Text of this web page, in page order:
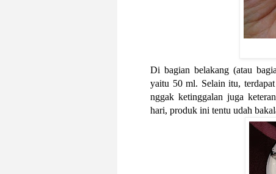
Di bagian belakang (atau
yaitu 50 ml. Selain itu,
nggak ketinggalan juga
hari, produk ini tentu udah